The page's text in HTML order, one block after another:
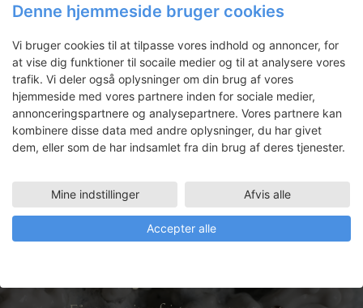
Mette Rasmussen: Lengjast
Mette Rasmussen har opholdt sig i Grafisk
Værksted og i Huggegården på Statens
Værksteder for Kunst med det formål at
udføre en række raderinger og en større
skulptur i træ til en soloudstilling på Huset
for Kunst og Design i Holstebro.
Denne hjemmeside bruger cookies
Vi bruger cookies til at tilpasse vores indhold og annoncer, for
at vise dig funktioner til socaile medier og til at analysere vores
trafik. Vi deler også oplysninger om din brug af vores
hjemmeside med vores partnere inden for sociale medier,
annonceringspartnere og analysepartnere. Vores partnere kan
kombinere disse data med andre oplysninger, du har givet
dem, eller som de har indsamlet fra din brug af deres tjenester.
Mine indstillinger Afvis alle
Accepter alle